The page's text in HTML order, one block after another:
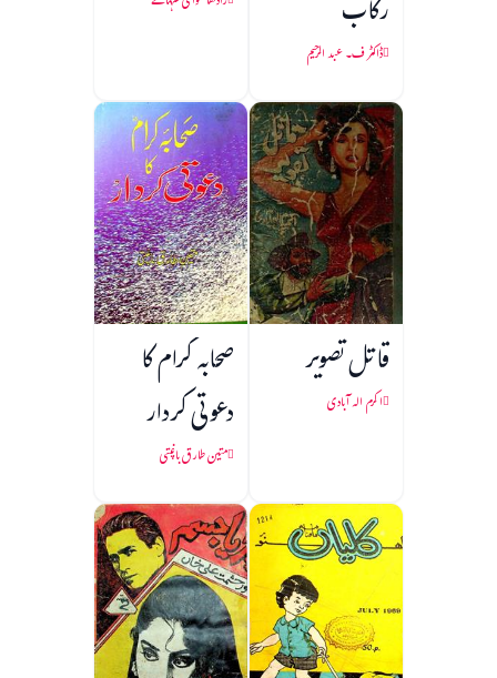
رکاب
ڈاکٹر ف۔ عبد الرحیم
قاتل تصویر
اکرم الہ آبادی
صحابہ کرام کا
دعوتی کردار
متین طارق باغپتی